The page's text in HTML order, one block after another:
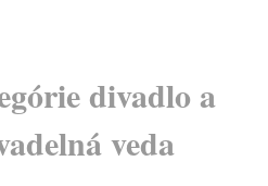
divadlo a
veda